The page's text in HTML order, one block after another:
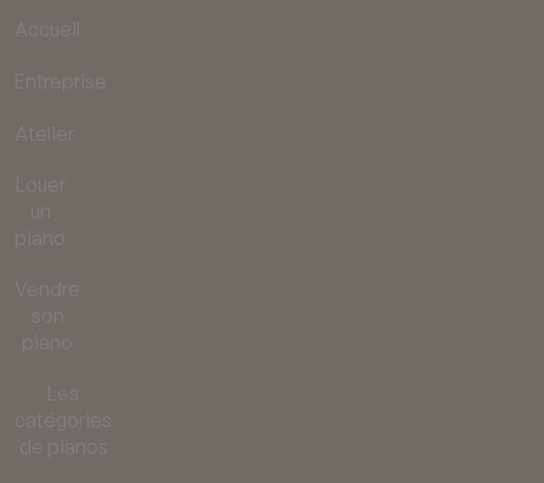
Accueil
Entreprise
Atelier
Louer
un
piano
Vendre
son
piano
Les
catégories
de pianos